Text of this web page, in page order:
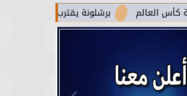
برشلونة يقترب من استعادة جواو كانسيلو